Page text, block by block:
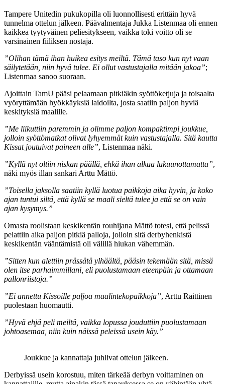
Tampere Unitedin pukukopilla oli luonnollisesti erittäin hyvä
tunnelma ottelun jälkeen. Päävalmentaja Jukka Listenmaa oli ennen
kaikkea tyytyväinen peliesitykseen, vaikka toki voitto oli se
varsinainen fiiliksen nostaja.
”Olihan tämä ihan huikea esitys meiltä. Tämä taso kun nyt vaan
säilytetään, niin hyvä tulee. Ei ollut vastustajalla mitään jakoa”;
Listenmaa sanoo suoraan.
Ajoittain TamU pääsi pelaamaan pitkiäkin syöttöketjuja ja toisaalta
vyöryttämään hyökkäyksiä laidoilta, josta saatiin paljon hyviä
keskityksiä maalille.
”Me liikuttiin paremmin ja olimme paljon kompaktimpi joukkue,
jolloin syöttömatkat olivat lyhyemmät kuin vastustajalla. Sitä kautta
Kissat joutuivat paineen alle”, Listenmaa näki.
”Kyllä nyt oltiin niskan päällä, ehkä ihan alkua lukuunottamatta”,
näki myös illan sankari Arttu Mättö.
”Toisella jaksolla saatiin kyllä luotua paikkoja aika hyvin, ja koko
ajan tuntui siltä, että kyllä se maali sieltä tulee ja että se on vain
ajan kysymys.”
Omasta roolistaan keskikentän rouhijana Mättö totesi, että pelissä
pelattiin aika paljon pitkiä palloja, jolloin sitä derbyhenkistä
keskikentän vääntämistä oli välillä hiukan vähemmän.
”Sitten kun alettiin prässätä ylhäältä, pääsin tekemään sitä, missä
olen itse parhaimmillani, eli puolustamaan eteenpäin ja ottamaan
pallonriistoja.”
”Ei annettu Kissoille paljoa maalintekopaikkoja”, Arttu Raittinen
puolestaan huomautti.
”Hyvä ehjä peli meiltä, vaikka lopussa jouduttiin puolustamaan
johtoasemaa, niin kuin näissä peleissä usein käy.”
Joukkue ja kannattaja juhlivat ottelun jälkeen.
Derbyissä usein korostuu, miten tärkeää derbyn voittaminen on